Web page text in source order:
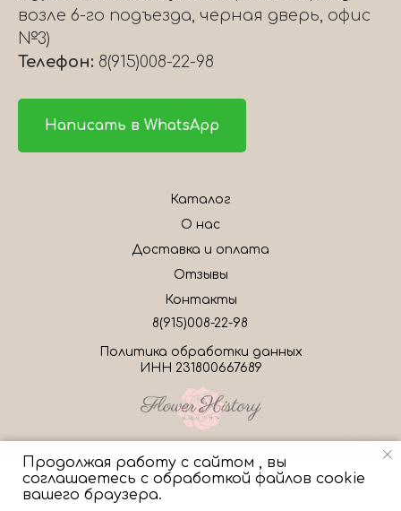
Свяжитесь с нами!
Продолжая работу с сайтом , вы
соглашаетесь с обработкой файлов cookie
вашего браузера.
возле 6-го подъезда, черная дверь, офис
№3)
Телефон: 8(915)008-22-98
Написать в WhatsApp
Контакты
8(915)008-22-98
Каталог
О нас
Доставка и оплата
Отзывы
Политика обработки данных
ИНН 231800667689
Made on Tilda